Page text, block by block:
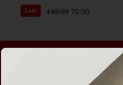
Sale 139.99 70.00